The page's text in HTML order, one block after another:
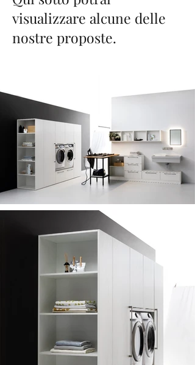
visualizzare alcune delle
nostre proposte.